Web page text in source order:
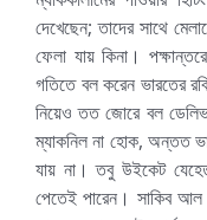
দেখেছেন; তাদের সাথে
ফেলা যায় কিনা।
গতিতে বল করেন ভারতের
নিয়েও তত জোরে বল
ম্যাকনিল না হোক, অন্তত
যায় না। তবু উইকেট
পেতেই পারেন। সাকিব আল